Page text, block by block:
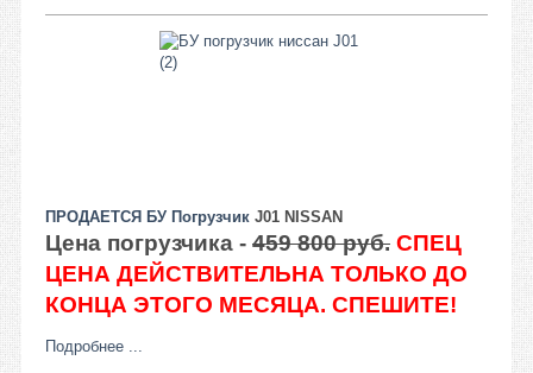
ПРОДАЕТСЯ БУ Погрузчик J01 NISSAN
Цена погрузчика - 459 800 руб. СПЕЦ
ЦЕНА ДЕЙСТВИТЕЛЬНА ТОЛЬКО ДО
КОНЦА ЭТОГО МЕСЯЦА. СПЕШИТЕ!
Подробнее ...